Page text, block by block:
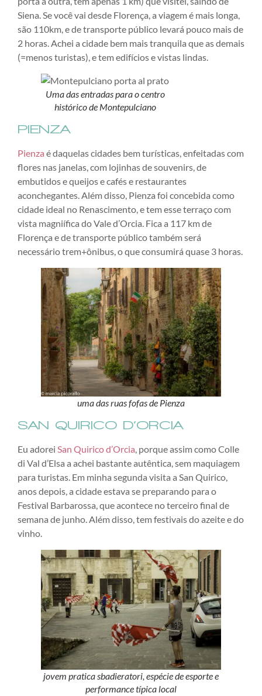
Siena. Se você vai desde Florença, a viagem é mais longa,
são 110km, e de transporte público levará pouco mais de
2 horas. Achei a cidade bem mais tranquila que as demais
(=menos turistas), e tem edifícios e vistas lindas.
Uma das entradas para o centro
histórico de Montepulciano
PIENZA
Pienza é daquelas cidades bem turísticas, enfeitadas com
flores nas janelas, com lojinhas de souvenirs, de
embutidos e queijos e cafés e restaurantes
aconchegantes. Além disso, Pienza foi concebida como
cidade ideal no Renascimento, e tem esse terraço com
vista magniífica do Vale d’Orcia. Fica a 117 km de
Florença e de transporte público também será
necessário trem+ônibus, o que consumirá quase 3 horas.
uma das ruas fofas de Pienza
SAN QUIRICO D’ORCIA
Eu adorei San Quirico d’Orcia, porque assim como Colle
di Val d’Elsa a achei bastante autêntica, sem maquiagem
para turistas. Em minha segunda visita a San Quirico,
anos depois, a cidade estava se preparando para o
Festival Barbarossa, que acontece no terceiro final de
semana de junho. Além disso, tem festivais do azeite e do
vinho.
jovem pratica sbadieratori, espécie de esporte e
performance típica local